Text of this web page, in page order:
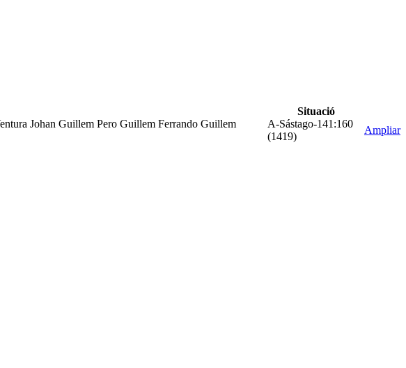
Situació
Johan Guillem Pero Guillem Ferrando Guillem
A-Sástago-141:160
(1419)
Ampliar